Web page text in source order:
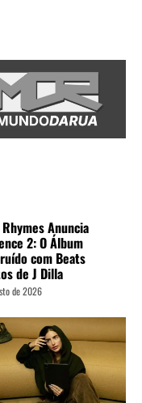
Anuncia
2: O Álbum
com Beats
de J Dilla
de 2026